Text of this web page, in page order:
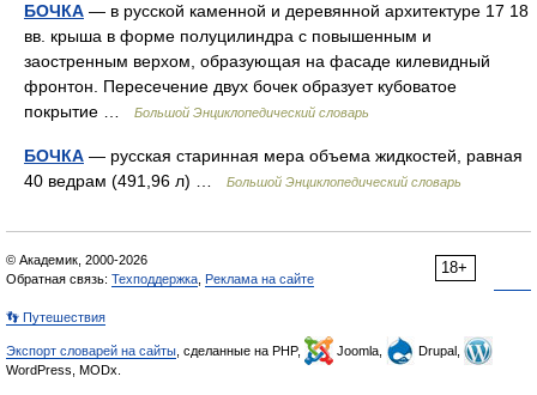
БОЧКА — в русской каменной и деревянной архитектуре 17 18
вв. крыша в форме полуцилиндра с повышенным и
заостренным верхом, образующая на фасаде килевидный
фронтон. Пересечение двух бочек образует кубоватое
покрытие …
Большой Энциклопедический словарь
БОЧКА — русская старинная мера объема жидкостей, равная
40 ведрам (491,96 л) …
Большой Энциклопедический словарь
18+
© Академик, 2000-2026
Обратная связь: Техподдержка Реклама на сайте
👣 Путешествия
Экспорт словарей на сайты , сделанные на PHP, Joomla,
Drupal,
WordPress, MODx.